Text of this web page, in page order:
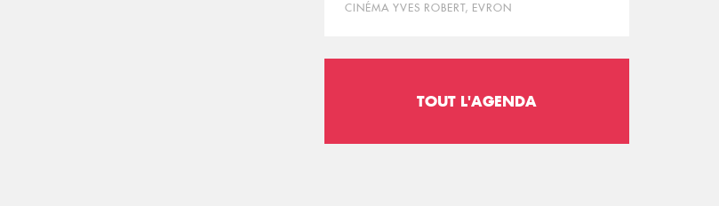
CINÉMA YVES ROBERT, EVRON
TOUT L'AGENDA